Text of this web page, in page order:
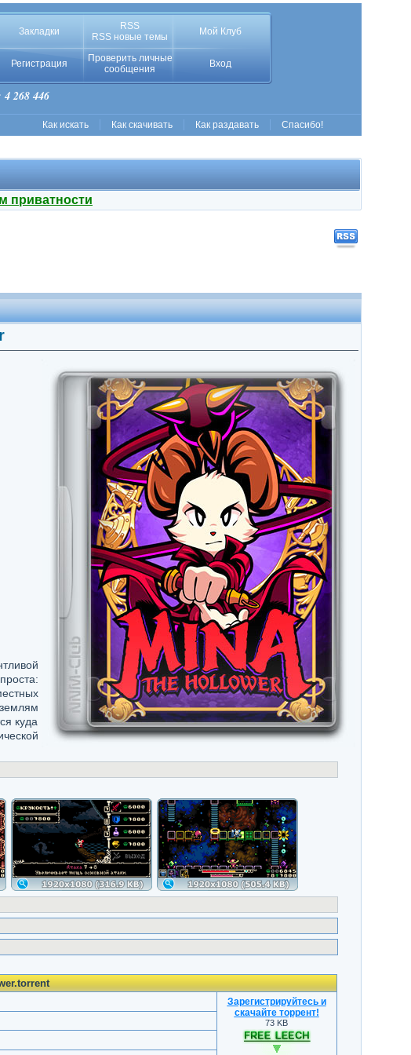
Закладки
RSS
RSS новые темы
Мой Клуб
Регистрация
Проверить личные
сообщения
Вход
268 446
Как искать Как скачивать Как раздавать Спасибо!
приватности
куда
Зарегистрируйтесь и
скачайте торрент!
73 KB